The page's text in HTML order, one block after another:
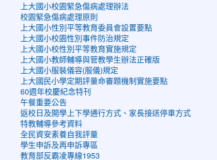
上大國小校園緊急傷病處理辦法
校園緊急傷病處理原則
上大國小性別平等教育委員會設置要點
上大國小校園性別事件防治規定
上大國小校性別平等教育實施規定
上大國小教師輔導與管教學生辦法正確版
上大國小服裝儀容(服儀)規定
上大國民小學定期評量命審題機制實施要點
60週年校慶紀念特刊
午餐重要公告
返校日及開學上下學通行方式、家長接送停車方式
特教輔導參考資料
全民資安素養自我評量
學生申訴及再申訴專區
教育部反霸凌專線1953